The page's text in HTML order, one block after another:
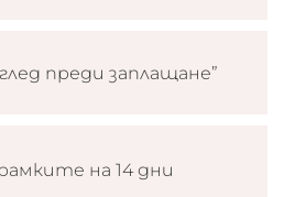
преди заплащане”
на 14 дни